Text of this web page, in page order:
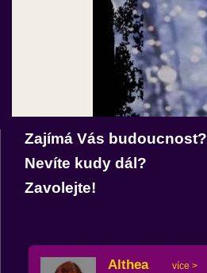
Zajímá Vás budoucnost?
Nevíte kudy dál?
Zavolejte!
Althea více >